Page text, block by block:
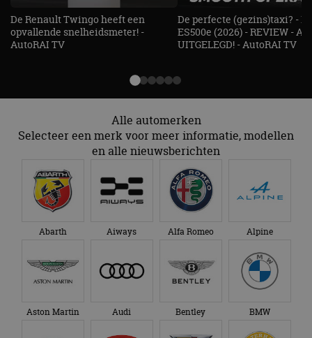
De Renault Twingo heeft een
opvallende snelheidsmeter! -
AutoRAI TV
De perfecte (gezins)taxi? -
ES500e (2026) - REVIEW -
UITGELEGD! - AutoRAI TV
Alle automerken
Selecteer een merk voor meer informatie, modellen
en alle nieuwsberichten
Abarth Aiways Alfa Romeo Alpine
Aston Martin Audi Bentley BMW